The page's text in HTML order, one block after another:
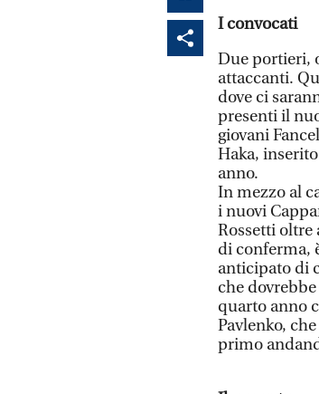
I convocati
Due portieri,
attaccanti.
dove ci
presenti il
giovani
Haka,
anno.
In mezzo al
i nuovi
Rossetti oltre
di conferma,
anticipato di
che
quarto anno
Pavlenko,
primo